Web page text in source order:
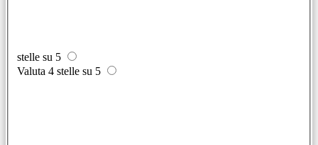
stelle su 5
Valuta 4 stelle su 5